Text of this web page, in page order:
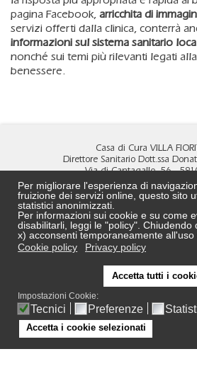
Per migliorare l'esperienza di
fruizione dei servizi online, questo sito
statistici anonimizzati.
Per informazioni sui cookie e su come
disabilitarli, leggi le "policy". Chiudendo
x) acconsenti temporaneamente all'uso
Cookie policy
Privacy policy
Accetta tutti i
Impostazioni Cookie:
Tecnici Preferenze
Accetta i cookie selezionati
pagina Facebook, arricchita di
servizi offerti dalla clinica, conterrà
informazioni sul sistema sanitario
nonché sui temi più rilevanti legati
benessere.
Casa di Cura VILLA
Direttore Sanitario Dott.ssa
Via di Cantagallo, 56 -
Tel0574 4891 - Fax0574
MAIL: info@villa-
PEC:
DPO:DPO@villa-
REA N. PO 524239 - C.F. e
Capitale sociale: €
STRUTTURA
SEGNALAZIONI
CANALE